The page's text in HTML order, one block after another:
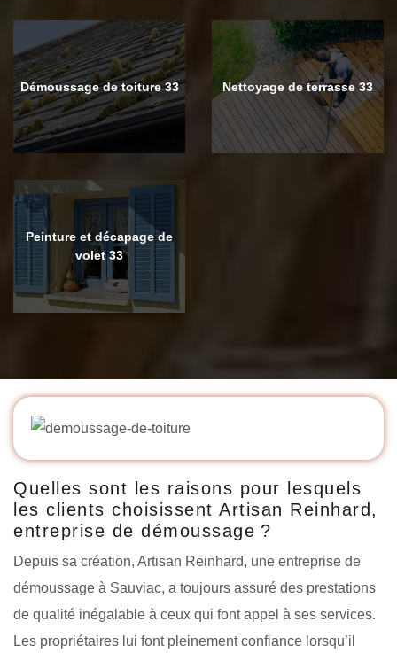
Démoussage de toiture 33 Nettoyage de terrasse 33
Peinture et décapage de
volet 33
Quelles sont les raisons pour lesquels
les clients choisissent Artisan Reinhard,
entreprise de démoussage ?
Depuis sa création, Artisan Reinhard, une entreprise de
démoussage à Sauviac, a toujours assuré des prestations
de qualité inégalable à ceux qui font appel à ses services.
Les propriétaires lui font pleinement confiance lorsqu’il